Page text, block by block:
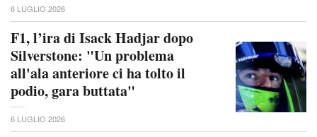
6 LUGLIO 2026
F1, l’ira di Isack Hadjar dopo
Silverstone: "Un problema
all'ala anteriore ci ha tolto il
podio, gara buttata"
6 LUGLIO 2026